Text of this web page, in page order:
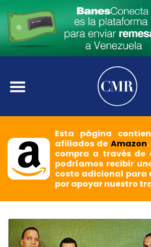
Esta página
afiliados deAmazon
compra a través de
podríamos recibir
costo adicional para
por apoyar nuestro